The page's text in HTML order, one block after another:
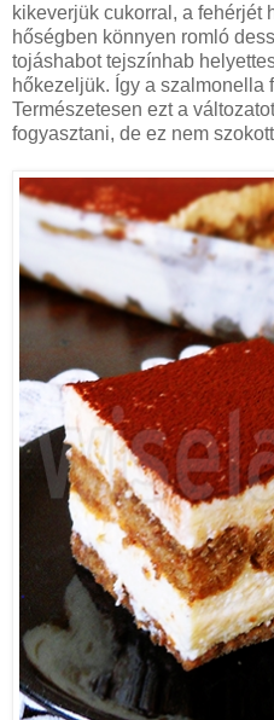
kikeverjük cukorral, a fehérjét
hőségben könnyen romló
tojáshabot tejszínhab
hőkezeljük. Így a szalmonella
Természetesen ezt a
fogyasztani, de ez nem